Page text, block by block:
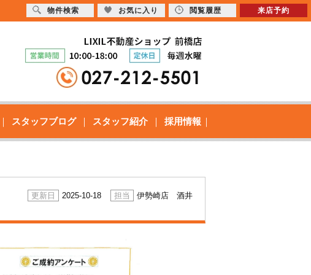
スタッフブログ スタッフ紹介 採用情報
2025-10-18 伊勢崎店 酒井
物件検索 お気に入り 閲覧履歴 来店予約